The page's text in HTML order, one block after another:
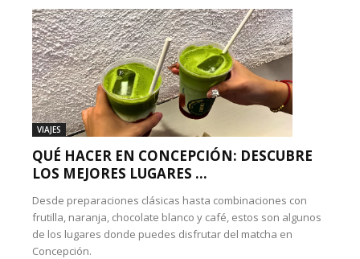
VIAJES
QUÉ HACER EN CONCEPCIÓN: DESCUBRE
LOS MEJORES LUGARES ...
Desde preparaciones clásicas hasta combinaciones con
frutilla, naranja, chocolate blanco y café, estos son algunos
de los lugares donde puedes disfrutar del matcha en
Concepción.